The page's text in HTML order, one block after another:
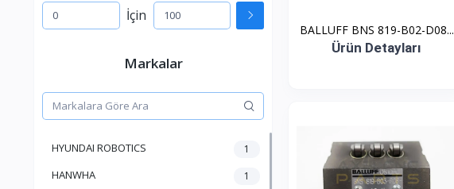
İçin
Markalar
HYUNDAI ROBOTICS 1
HANWHA 1
BALLUFF BNS 819-B02-D08...
Ürün Detayları